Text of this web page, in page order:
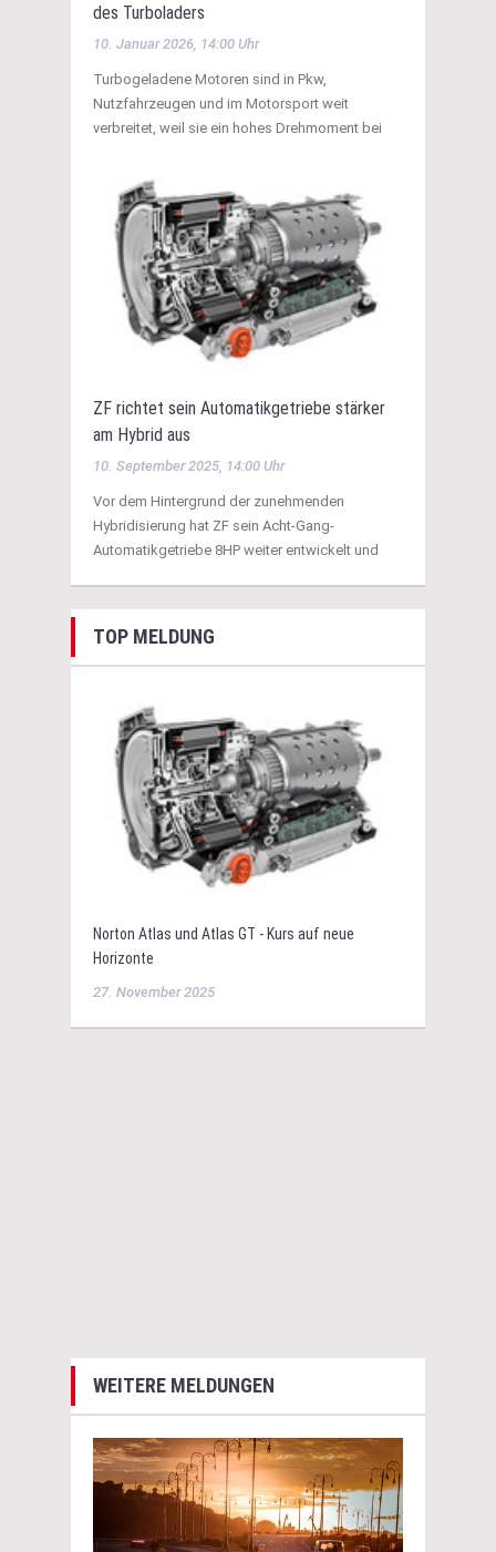
des Turboladers
10. Januar 2026, 14:00 Uhr
Turbogeladene Motoren sind in Pkw,
Nutzfahrzeugen und im Motorsport weit
verbreitet, weil sie ein hohes Drehmoment bei
ZF richtet sein Automatikgetriebe stärker
am Hybrid aus
10. September 2025, 14:00 Uhr
Vor dem Hintergrund der zunehmenden
Hybridisierung hat ZF sein Acht-Gang-
Automatikgetriebe 8HP weiter entwickelt und
TOP MELDUNG
Norton Atlas und Atlas GT - Kurs auf neue
Horizonte
27. November 2025
WEITERE MELDUNGEN